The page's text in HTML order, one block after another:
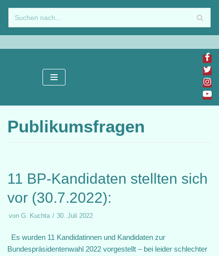
Zum
Inhalt
springen
Publikumsfragen
11 BP-Kandidaten stellten sich
vor (30.7.2022):
von G. Kuchta 30. Juli 2022
Es wurden 11 Kandidatinnen und Kandidaten zur
Bundespräsidentenwahl 2022 vorgestellt – bei leider schlechter